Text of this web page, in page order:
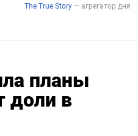
планы
доли в